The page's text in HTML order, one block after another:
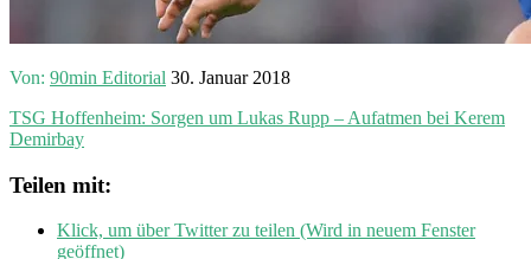
Von: 90min Editorial 30. Januar 2018
TSG Hoffenheim: Sorgen um Lukas Rupp – Aufatmen bei Kerem
Demirbay
Teilen mit:
Klick, um über Twitter zu teilen (Wird in neuem Fenster
geöffnet)